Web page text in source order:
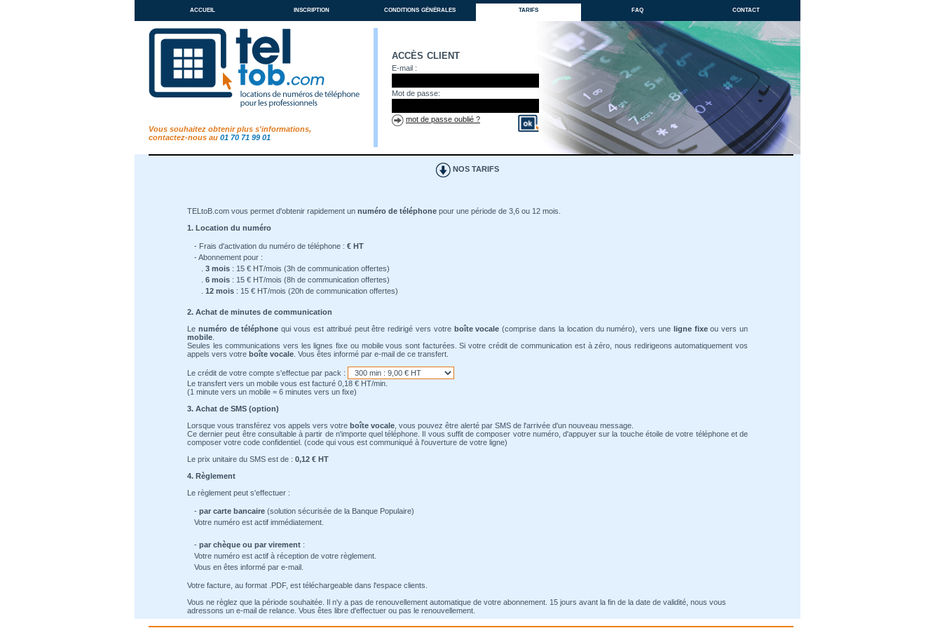
accueil inscription conditions générales tarifs faq contact
Vous souhaitez obtenir plus s'informations,
contactez-nous au 01 70 71 99 01
accès client
E-mail :
Mot de passe:
mot de passe oublié ?
NOS TARIFS
TELtoB.com vous permet d'obtenir rapidement un numéro de téléphone pour une période de 3,6 ou 12 mois.
1. Location du numéro
- Frais d'activation du numéro de téléphone : € HT
- Abonnement pour :
3 mois : 15 € HT/mois (3h de communication offertes)
6 mois : 15 € HT/mois (8h de communication offertes)
12 mois : 15 € HT/mois (20h de communication offertes)
2. Achat de minutes de communication
Le numéro de téléphone qui vous est attribué peut être redirigé vers votre boîte vocale (comprise dans la location du numéro), vers une ligne fixeou vers un
mobile
Seules les communications vers les lignes fixe ou mobile vous sont facturées. Si votre crédit de communication est à zéro, nous redirigeons automatiquement vos
appels vers votre boîte vocale . Vous êtes informé par e-mail de ce transfert.
Le crédit de votre compte s'effectue par pack :
Le transfert vers un mobile vous est facturé 0,18 € HT/min.
(1 minute vers un mobile = 6 minutes vers un fixe)
3. Achat de SMS (option)
Lorsque vous transférez vos appels vers votre boîte vocale , vous pouvez être alerté par SMS de l'arrivée d'un nouveau message.
Ce dernier peut être consultable à partir de n'importe quel téléphone. Il vous suffit de composer votre numéro, d'appuyer sur la touche étoile de votre téléphone et de
composer votre code confidentiel. (code qui vous est communiqué à l'ouverture de votre ligne)
Le prix unitaire du SMS est de : 0,12 € HT
4. Règlement
Le règlement peut s'effectuer :
- par carte bancaire (solution sécurisée de la Banque Populaire)
Votre numéro est actif immédiatement.
- par chèque ou par virement :
Votre numéro est actif à réception de votre règlement.
Vous en êtes informé par e-mail.
Votre facture, au format .PDF, est téléchargeable dans l'espace clients.
Vous ne règlez que la période souhaitée. Il n'y a pas de renouvellement automatique de votre abonnement. 15 jours avant la fin de la date de validité, nous vous
adressons un e-mail de relance. Vous êtes libre d'effectuer ou pas le renouvellement.